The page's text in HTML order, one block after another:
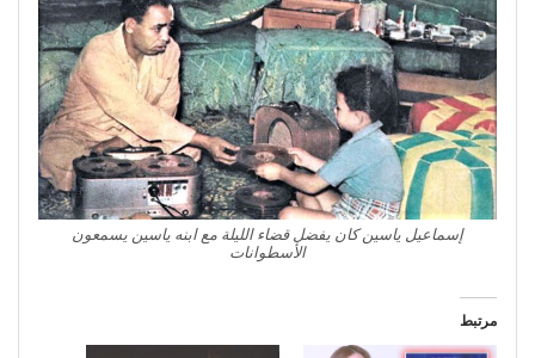
إسماعيل ياسين كان يفضل قضاء الليلة مع ابنه ياسين يسمعون
الأسطوانات
مرتبط